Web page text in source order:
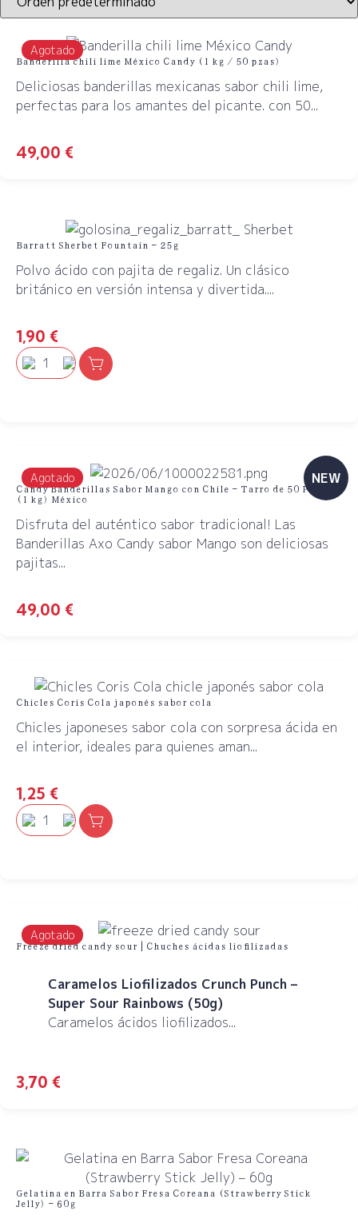
Agotado
Banderilla chili lime México Candy (1 kg / 50 pzas)
Deliciosas banderillas mexicanas sabor chili lime,
perfectas para los amantes del picante. con 50...
49,00 €
Barratt Sherbet Fountain – 25g
Polvo ácido con pajita de regaliz. Un clásico
británico en versión intensa y divertida....
1,90 €
Agotado NEW
Candy Banderillas Sabor Mango con Chile – Tarro de 50 Piezas
(1 kg) México
Disfruta del auténtico sabor tradicional! Las
Banderillas Axo Candy sabor Mango son deliciosas
pajitas...
49,00 €
Chicles Coris Cola japonés sabor cola
Chicles japoneses sabor cola con sorpresa ácida en
el interior, ideales para quienes aman...
1,25 €
Agotado
Freeze dried candy sour | Chuches ácidas liofilizadas
Caramelos Liofilizados Crunch Punch –
Super Sour Rainbows (50g)
Caramelos ácidos liofilizados...
3,70 €
Gelatina en Barra Sabor Fresa Coreana (Strawberry Stick
Jelly) – 60g